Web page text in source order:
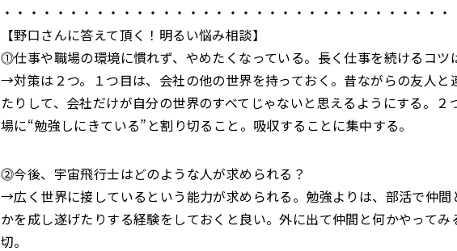
・・・・・・・・・・・・・・・・・・・・・・・・・・・・・・・・・・
【野口さんに答えて頂く！明るい悩み相談】
⓵仕事や職場の環境に慣れず、やめたくなっている。長く仕事を続けるコツ
→対策は２つ。１つ目は、会社の他の世界を持っておく。昔ながらの友人と
たりして、会社だけが自分の世界のすべてじゃないと思えるようにする。２
場に“勉強しにきている”と割り切ること。吸収することに集中する。
⓶今後、宇宙飛行士はどのような人が求められる？
→広く世界に接しているという能力が求められる。勉強よりは、部活で仲間
かを成し遂げたりする経験をしておくと良い。外に出て仲間と何かやってみ
切。